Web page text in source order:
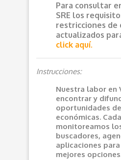
Para consultar
SRE los
restricciones de
actualizados
click aquí.
Instrucciones:
Nuestra labor en
encontrar y
oportunidades
económicas.
monitoreamos
buscadores,
aplicaciones
mejores